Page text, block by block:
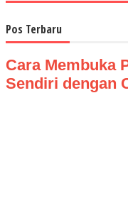
Pos Terbaru
Cara Membuka
Sendiri dengan